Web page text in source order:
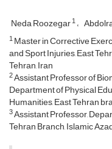
Neda Roozegar1
1Master in Corrective
and Sport Injuries, East
Tehran, Iran
2Assistant Professor of
Department of Physical
Humanities, East Tehran
3Assistant Professor,
Tehran Branch, Islamic